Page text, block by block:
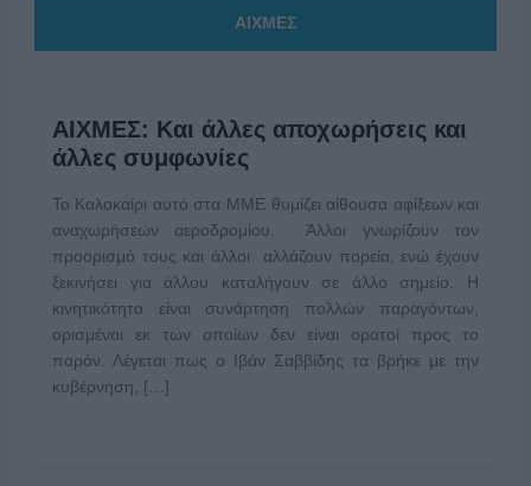
ΑΙΧΜΕΣ
ΑΙΧΜΕΣ: Και άλλες αποχωρήσεις και
άλλες συμφωνίες
Το Καλοκαίρι αυτό στα ΜΜΕ θυμίζει αίθουσα αφίξεων και
αναχωρήσεων αεροδρομίου. Άλλοι γνωρίζουν τον
προορισμό τους και άλλοι αλλάζουν πορεία, ενώ έχουν
ξεκινήσει για άλλου καταλήγουν σε άλλο σημείο. Η
κινητικότητα είναι συνάρτηση πολλών παραγόντων,
ορισμένοι εκ των οποίων δεν είναι ορατοί προς το
παρόν. Λέγεται πως ο Ιβάν Σαββίδης τα βρήκε με την
κυβέρνηση, […]